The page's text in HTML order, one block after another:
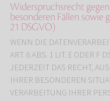
Widerspruchsrecht
besonderen Fällen
21 DSGVO)
WENN DIE
ART. 6 ABS. 1 LIT. E ODER F
JEDERZEIT DAS RECHT,
IHRER BESONDEREN
VERARBEITUNG IHRER